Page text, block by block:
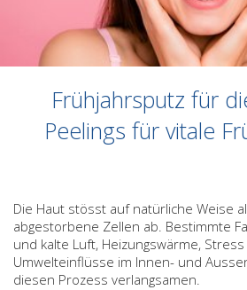
Frühjahrsputz für
Peelings für vitale
Die Haut stösst auf natürliche Weise
abgestorbene Zellen ab. Bestimmte
und kalte Luft, Heizungswärme,
Umwelteinflüsse im Innen- und
diesen Prozess verlangsamen.